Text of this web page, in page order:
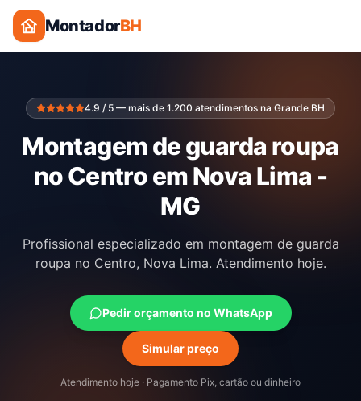
MontadorBH
4.9 / 5 — mais de 1.200 atendimentos na Grande BH
Montagem de guarda roupa
no Centro em Nova Lima -
MG
Profissional especializado em montagem de guarda
roupa no Centro, Nova Lima. Atendimento hoje.
Pedir orçamento no WhatsApp
Simular preço
Atendimento hoje · Pagamento Pix, cartão ou dinheiro